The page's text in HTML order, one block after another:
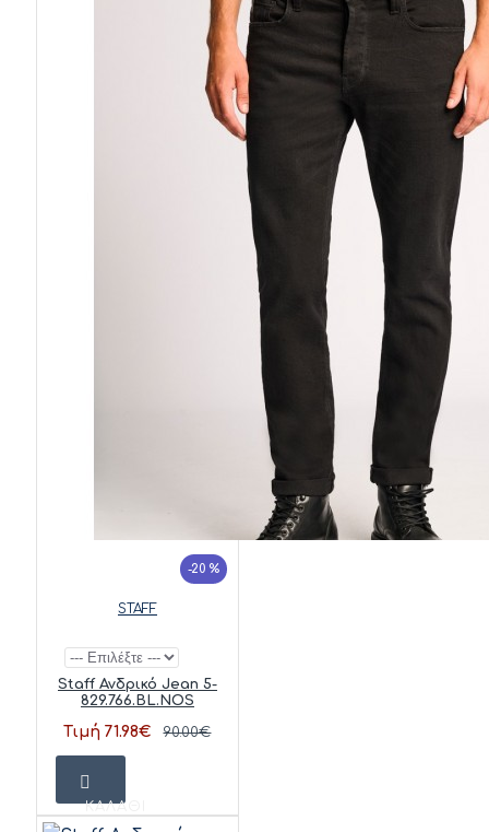
-20 %
STAFF
Staff Ανδρικό Jean 5-
829.766.BL.NOS
Τιμή 71.98€ 90.00€
ΚΑΛΆΘΙ